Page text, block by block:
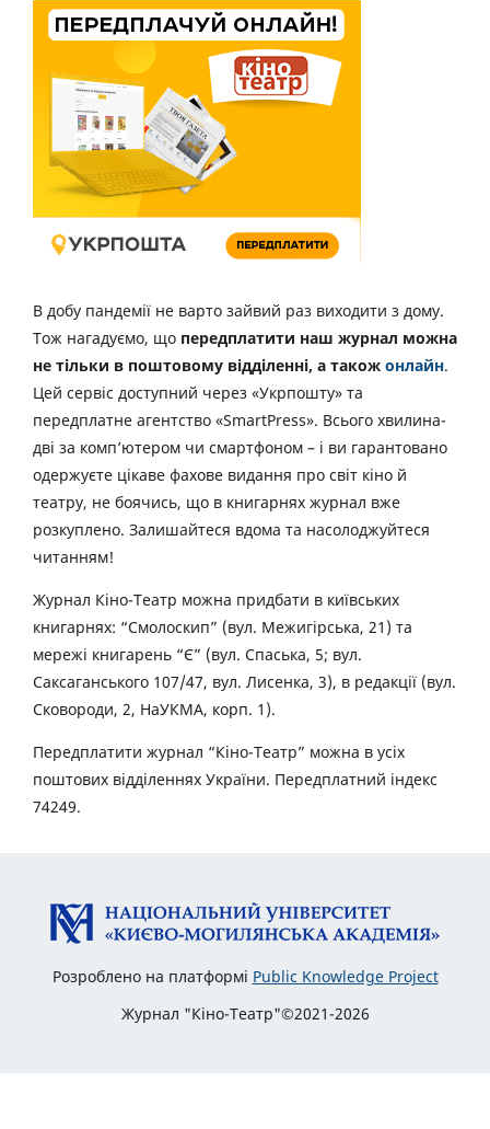
В добу пандемії не варто зайвий раз виходити з дому.
Тож нагадуємо, що передплатити наш журнал можна
не тільки в поштовому відділенні, а також онлайн.
Цей сервіс доступний через «Укрпошту» та
передплатне агентство «SmartPress». Всього хвилина-
дві за комп’ютером чи смартфоном – і ви гарантовано
одержуєте цікаве фахове видання про світ кіно й
театру, не боячись, що в книгарнях журнал вже
розкуплено. Залишайтеся вдома та насолоджуйтеся
читанням!
Журнал Кіно-Театр можна придбати в київських
книгарнях: “Смолоскип” (вул. Межигірська, 21) та
мережі книгарень “Є” (вул. Спаська, 5; вул.
Саксаганського 107/47, вул. Лисенка, 3), в редакції (вул.
Сковороди, 2, НаУКМА, корп. 1).
Передплатити журнал “Кіно-Театр” можна в усіх
поштових відділеннях України. Передплатний індекс
74249.
Розроблено на платформі Public Knowledge Project
Журнал "Кіно-Театр"©2021-2026